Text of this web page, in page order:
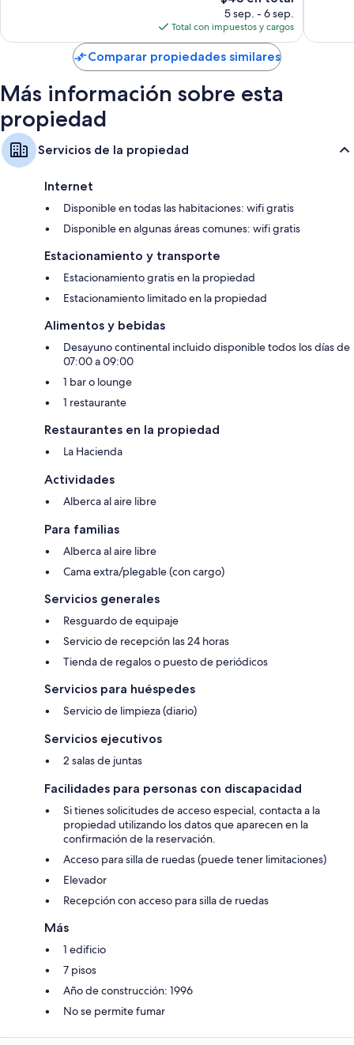
precio
actual
es
de
$48
5 sep. - 6 sep.
Total con impuestos y cargos
Comparar propiedades similares
Más información sobre esta
propiedad
Servicios de la propiedad
Internet
Disponible en todas las habitaciones: wifi gratis
Disponible en algunas áreas comunes: wifi gratis
Estacionamiento y transporte
Estacionamiento gratis en la propiedad
Estacionamiento limitado en la propiedad
Alimentos y bebidas
Desayuno continental incluido disponible todos los días de
07:00 a 09:00
1 bar o lounge
1 restaurante
Restaurantes en la propiedad
La Hacienda
Actividades
Alberca al aire libre
Para familias
Alberca al aire libre
Cama extra/plegable (con cargo)
Servicios generales
Resguardo de equipaje
Servicio de recepción las 24 horas
Tienda de regalos o puesto de periódicos
Servicios para huéspedes
Servicio de limpieza (diario)
Servicios ejecutivos
2 salas de juntas
Facilidades para personas con discapacidad
Si tienes solicitudes de acceso especial, contacta a la
propiedad utilizando los datos que aparecen en la
confirmación de la reservación.
Acceso para silla de ruedas (puede tener limitaciones)
Elevador
Recepción con acceso para silla de ruedas
Más
1 edificio
7 pisos
Año de construcción: 1996
No se permite fumar